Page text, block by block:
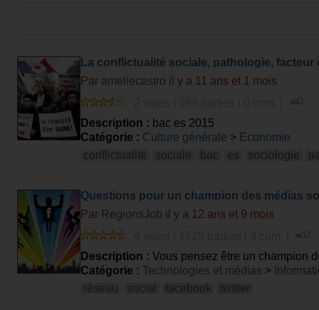
La conflictualité sociale, pathologie, facteur
moteur du changement social ?
Par ameliecastro il y a 11 ans et 1 mois
Description : bac es 2015
Catégorie : Culture générale > Economie
conflictualité
sociale bac es sociologie
Questions pour un champion des médias
Par RegionsJob il y a 12 ans et 9 mois
Description : Vous pensez être un champion
Catégorie : Technologies et médias >
réseau
social facebook twitter